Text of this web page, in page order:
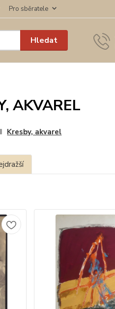
Pro sběratele
Hledat
AKVAREL
Kresby, akvarel